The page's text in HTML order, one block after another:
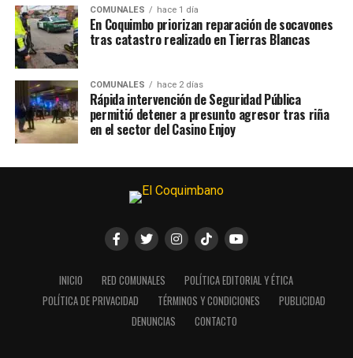
COMUNALES hace 1 día
En Coquimbo priorizan reparación de socavones
tras catastro realizado en Tierras Blancas
COMUNALES hace 2 días
Rápida intervención de Seguridad Pública
permitió detener a presunto agresor tras riña
en el sector del Casino Enjoy
INICIO RED COMUNALES
POLÍTICA EDITORIAL Y ÉTICA
POLÍTICA DE PRIVACIDAD
TÉRMINOS Y CONDICIONES
PUBLICIDAD
DENUNCIAS
CONTACTO